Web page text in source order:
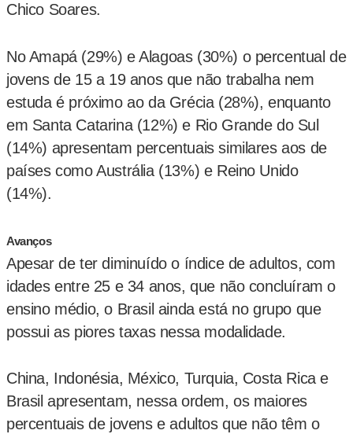
Chico Soares.
No Amapá (29%) e Alagoas (30%) o percentual de
jovens de 15 a 19 anos que não trabalha nem
estuda é próximo ao da Grécia (28%), enquanto
em Santa Catarina (12%) e Rio Grande do Sul
(14%) apresentam percentuais similares aos de
países como Austrália (13%) e Reino Unido
(14%).
Avanços
Apesar de ter diminuído o índice de adultos, com
idades entre 25 e 34 anos, que não concluíram o
ensino médio, o Brasil ainda está no grupo que
possui as piores taxas nessa modalidade.
China, Indonésia, México, Turquia, Costa Rica e
Brasil apresentam, nessa ordem, os maiores
percentuais de jovens e adultos que não têm o